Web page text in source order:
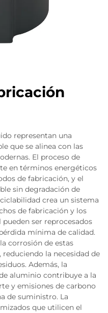
representan una
que se alinea con las
El proceso de
en términos energéticos
de fabricación, y el
sin degradación de
crea un sistema
de fabricación y los
ser reprocesados
mínima de calidad.
corrosión de estas
la necesidad de
Además, la
aluminio contribuye a la
y emisiones de carbono
de suministro. La
que utilicen el